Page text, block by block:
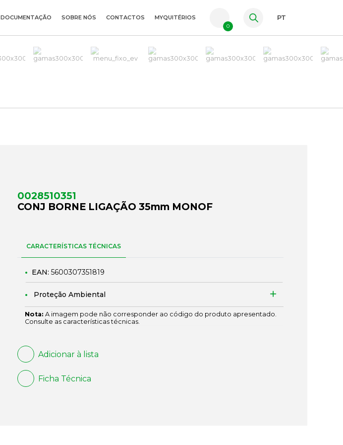
ES
DOCUMENTAÇÃO SOBRE NÓS CONTACTOS MYQUITÉRIOS
0
PT
0028510351
CONJ BORNE LIGAÇÃO 35mm MONOF
CARACTERÍSTICAS TÉCNICAS
EAN: 5600307351819
Proteção Ambiental
Nota: A imagem pode não corresponder ao código do produto apresentado.
Consulte as características técnicas.
Adicionar à lista
Ficha Técnica